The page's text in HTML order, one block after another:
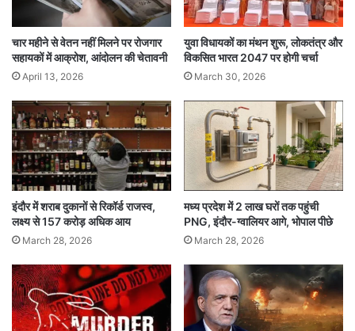
बताया कि सैयदना साहब की मंशा यह है कि बच्चे शारीरिक
गतिविधियों को बढ़ाएं तथा मैदानी खेल खेलें। मोबाइल फोन
के अधिक उपयोग के कारण बच्चों का शारीरिक और
मानसिक विकास बाधित हो रहा है।
मोबाइल की स्क्रीन पर लगातार देखते रहने से आंखों पर भी
बुरा असर पड़ रहा है। धर्मगुरु के आदेश का समाज में सभी
लोगों ने कड़ाई से पालन शुरू कर दिया है। अधिकांश
समाजजनों ने इसका पालन भी शुरू कर दिया है। बच्चे भी
इस आदेश का पूरी तरह से पालन कर रहे हैं।
यह कहते हैं विशेषज्ञ
चार महीने से वेतन नहीं मिलने पर रोजगार
सहायकों में आक्रोश, आंदोलन की चेतावनी
April 13, 2026
युवा विधायकों का मंथन शुरू, लोकतंत्र और
विकसित भारत 2047 पर होगी चर्चा
March 30, 2026
इंदौर में शराब दुकानों से रिकॉर्ड राजस्व,
लक्ष्य से 157 करोड़ अधिक आय
March 28, 2026
मध्य प्रदेश में 2 लाख घरों तक पहुंची
PNG, इंदौर-ग्वालियर आगे, भोपाल पीछे
March 28, 2026